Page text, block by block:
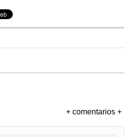
+ comentarios +